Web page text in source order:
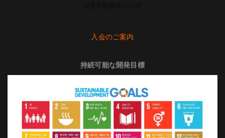
入会のご案内
持続可能な開発目標